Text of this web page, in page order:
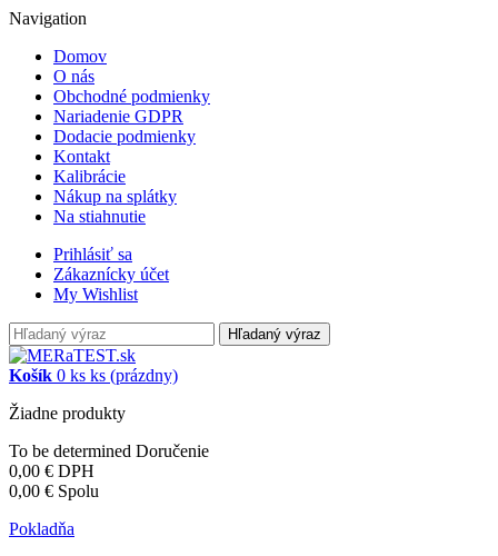
Navigation
Domov
O nás
Obchodné podmienky
Nariadenie GDPR
Dodacie podmienky
Kontakt
Kalibrácie
Nákup na splátky
Na stiahnutie
Prihlásiť sa
Zákaznícky účet
My Wishlist
Hľadaný výraz
Košík 0 ks ks (prázdny)
Žiadne produkty
To be determined Doručenie
0,00 € DPH
0,00 € Spolu
Pokladňa